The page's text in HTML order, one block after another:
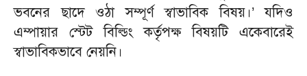
ভবনের ছাদে ওঠা সম্পূর্ণ স্বাভাবিক বিষয়।’ যদিও
এম্পায়ার স্টেট বিল্ডিং কর্তৃপক্ষ বিষয়টি একেবারেই
স্বাভাবিকভাবে নেয়নি।